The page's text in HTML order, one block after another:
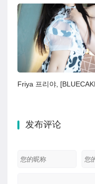
发布评论